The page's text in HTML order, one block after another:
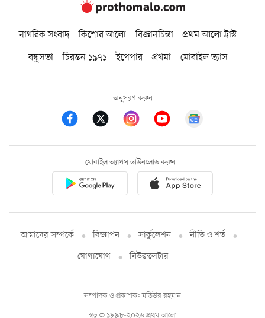
নাগরিক সংবাদ কিশোর আলো বিজ্ঞানচিন্তা
প্রথম আলো ট্রাস্ট
বন্ধুসভা
চিরন্তন ১৯৭১ ইপেপার প্রথমা মোবাইল ভ্যাস
অনুসরণ করুন
মোবাইল অ্যাপস ডাউনলোড করুন
আমাদের সম্পর্কে বিজ্ঞাপন সার্কুলেশন
নীতি ও শর্ত
যোগাযোগ
নিউজলেটার
স্বত্ব © ১৯৯৮-২০২৬ প্রথম আলো
সম্পাদক ও প্রকাশক: মতিউর রহমান